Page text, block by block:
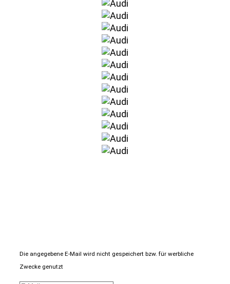
Die angegebene E-Mail wird nicht gespeichert bzw. für werbliche
Zwecke genutzt